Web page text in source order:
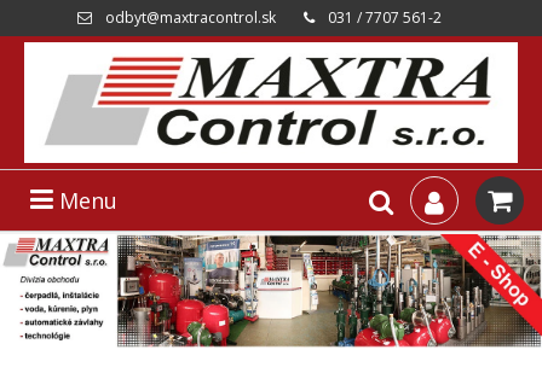
odbyt@maxtracontrol.sk 031 / 7707 561-2
Menu